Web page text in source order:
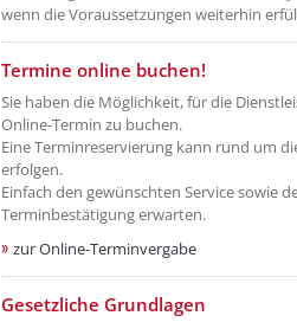
wenn die Voraussetzungen weiterhin
Termine online buchen!
Sie haben die Möglichkeit, für die
Online-Termin zu buchen.
Eine Terminreservierung kann rund um
erfolgen.
Einfach den gewünschten Service sowie
Terminbestätigung erwarten.
zur Online-Terminvergabe
Gesetzliche Grundlagen